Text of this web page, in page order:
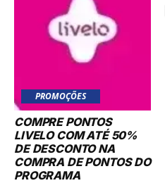
PROMOÇÕES
COMPRE PONTOS
LIVELO COM ATÉ 50%
DE DESCONTO NA
COMPRA DE PONTOS DO
PROGRAMA